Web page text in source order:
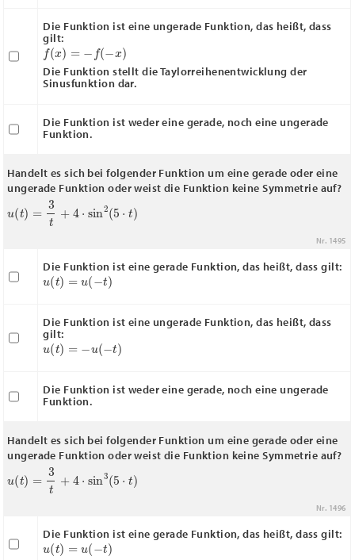
Die Funktion ist eine ungerade Funktion, das heißt, dass
gilt:
f(x)= x)
Die Funktion stellt die Taylorreihenentwicklung der
Sinusfunktion dar.
Die Funktion ist weder eine gerade, noch eine ungerade
Funktion.
Handelt es sich bei folgender Funktion um eine gerade oder eine
ungerade Funktion oder weist die Funktion keine Symmetrie auf?
( ) t+ sin 2( 5⋅ t)
Nr. 1495
Die Funktion ist eine gerade Funktion, das heißt, dass gilt:
u(t)=u(−t)
Die Funktion ist eine ungerade Funktion, das heißt, dass
gilt:
u(t) t
Die Funktion ist weder eine gerade, noch eine ungerade
Funktion.
Handelt es sich bei folgender Funktion um eine gerade oder eine
ungerade Funktion oder weist die Funktion keine Symmetrie auf?
( ) t+ sin 3( 5⋅ t)
Nr. 1496
Die Funktion ist eine gerade Funktion, das heißt, dass gilt:
u(t)=u(−t)